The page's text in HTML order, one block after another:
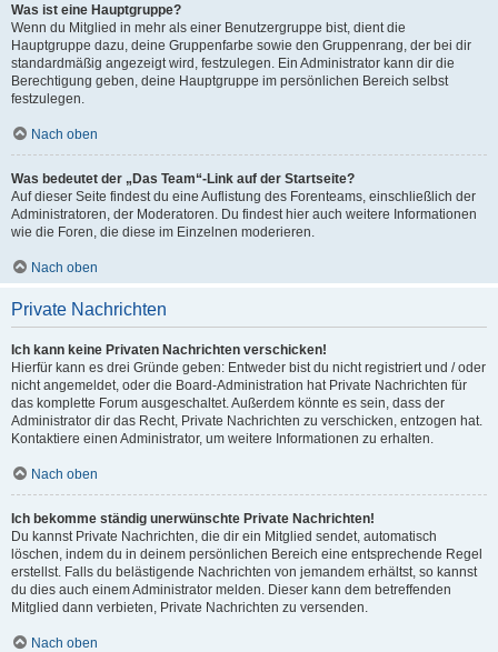
Was ist eine Hauptgruppe?
Wenn du Mitglied in mehr als einer Benutzergruppe bist, dient die
Hauptgruppe dazu, deine Gruppenfarbe sowie den Gruppenrang, der bei dir
standardmäßig angezeigt wird, festzulegen. Ein Administrator kann dir die
Berechtigung geben, deine Hauptgruppe im persönlichen Bereich selbst
festzulegen.
Nach oben
Was bedeutet der „Das Team“-Link auf der Startseite?
Auf dieser Seite findest du eine Auflistung des Forenteams, einschließlich der
Administratoren, der Moderatoren. Du findest hier auch weitere Informationen
wie die Foren, die diese im Einzelnen moderieren.
Nach oben
Private Nachrichten
Ich kann keine Privaten Nachrichten verschicken!
Hierfür kann es drei Gründe geben: Entweder bist du nicht registriert und / oder
nicht angemeldet, oder die Board-Administration hat Private Nachrichten für
das komplette Forum ausgeschaltet. Außerdem könnte es sein, dass der
Administrator dir das Recht, Private Nachrichten zu verschicken, entzogen hat.
Kontaktiere einen Administrator, um weitere Informationen zu erhalten.
Nach oben
Ich bekomme ständig unerwünschte Private Nachrichten!
Du kannst Private Nachrichten, die dir ein Mitglied sendet, automatisch
löschen, indem du in deinem persönlichen Bereich eine entsprechende Regel
erstellst. Falls du belästigende Nachrichten von jemandem erhältst, so kannst
du dies auch einem Administrator melden. Dieser kann dem betreffenden
Mitglied dann verbieten, Private Nachrichten zu versenden.
Nach oben